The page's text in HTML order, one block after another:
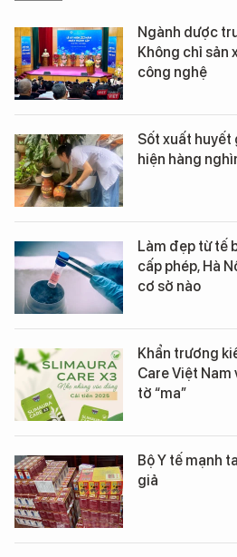
Ngành dược
Không chỉ sản
công nghệ
Sốt xuất huyết
hiện hàng
Làm đẹp từ tế
cấp phép, Hà
cơ sở nào
Khẩn trương
Care Việt
tờ “ma”
Bộ Y tế mạnh
giả